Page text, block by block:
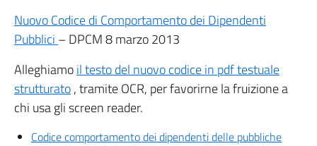
Nuovo Codice di Comportamento dei Dipendenti
Pubblici – DPCM 8 marzo 2013
Alleghiamoil testo del nuovo codice in pdf testuale
strutturato, tramite OCR, per favorirne la fruizione a
chi usa gli screen reader.
Codice comportamento dei dipendenti delle pubbliche